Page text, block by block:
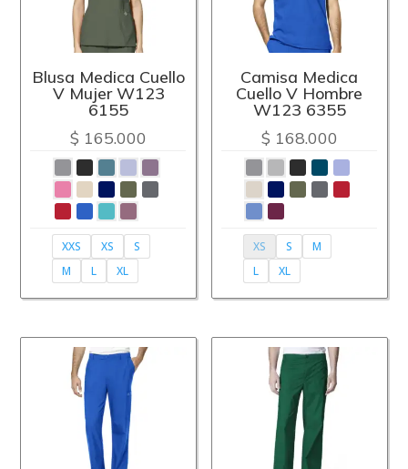
Blusa Medica Cuello
V Mujer W123
6155
$ 165.000
XXS XS
S
M
L XL
Camisa Medica
Cuello V Hombre
W123 6355
$ 168.000
XS S
M
L
XL